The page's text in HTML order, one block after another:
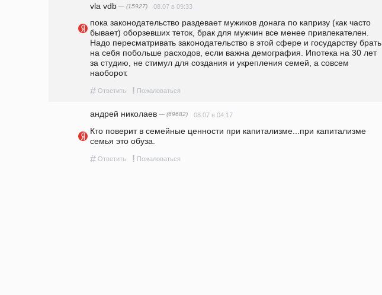
vla vdb — (15927) 08.07 в 09:33
пока законодательство раздевает мужиков донага по капризу (как часто
бывает) оборзевших теток, брак для мужчин все менее привлекателен.
Надо пересматривать законодательство в этой сфере и государству брать
на себя побольше расходов, если важна демография. Ипотека на 30 лет
за студию, не стимул для создания и укрепления семей, а совсем
наоборот.
# Ответить ! Пожаловаться
андpeй николаев — (69682) 08.07 в 04:17
Кто поверит в семейные ценности при капитализме...при капитализме
семья это обуза.
# Ответить ! Пожаловаться